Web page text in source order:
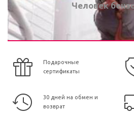
Человек
Подарочные
сертификаты
30 дней на обмен и
возврат